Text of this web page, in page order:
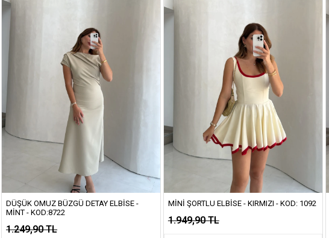
DÜŞÜK OMUZ BÜZGÜ DETAY ELBISE -
MINT - KOD:8722
1.249,90 TL
MINI ŞORTLU ELBISE - KIRMIZI - KOD: 1092
1.949,90 TL